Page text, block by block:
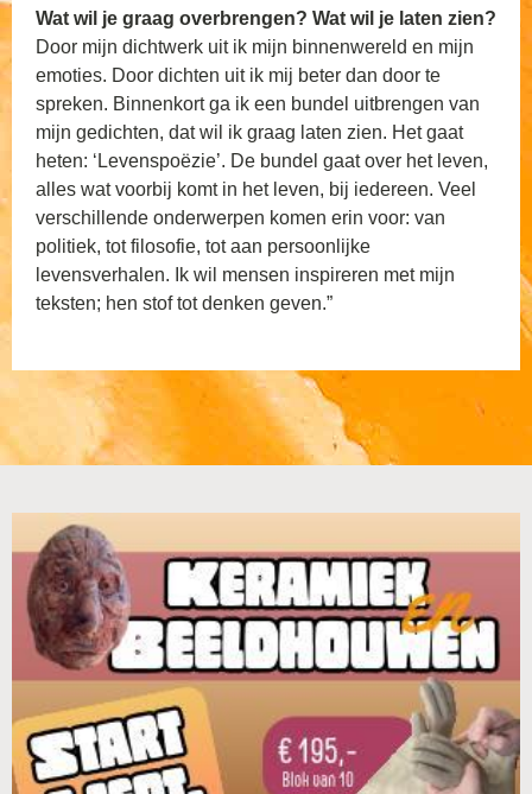
Wat wil je graag overbrengen? Wat wil je laten zien?
Door mijn dichtwerk uit ik mijn binnenwereld en mijn
emoties. Door dichten uit ik mij beter dan door te
spreken. Binnenkort ga ik een bundel uitbrengen van
mijn gedichten, dat wil ik graag laten zien. Het gaat
heten: ‘Levenspoëzie’. De bundel gaat over het leven,
alles wat voorbij komt in het leven, bij iedereen. Veel
verschillende onderwerpen komen erin voor: van
politiek, tot filosofie, tot aan persoonlijke
levensverhalen. Ik wil mensen inspireren met mijn
teksten; hen stof tot denken geven.”